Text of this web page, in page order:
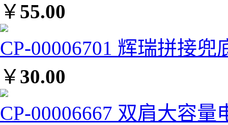
￥55.00
CP-00006701 辉瑞拼接兜
￥30.00
CP-00006667 双肩大容量